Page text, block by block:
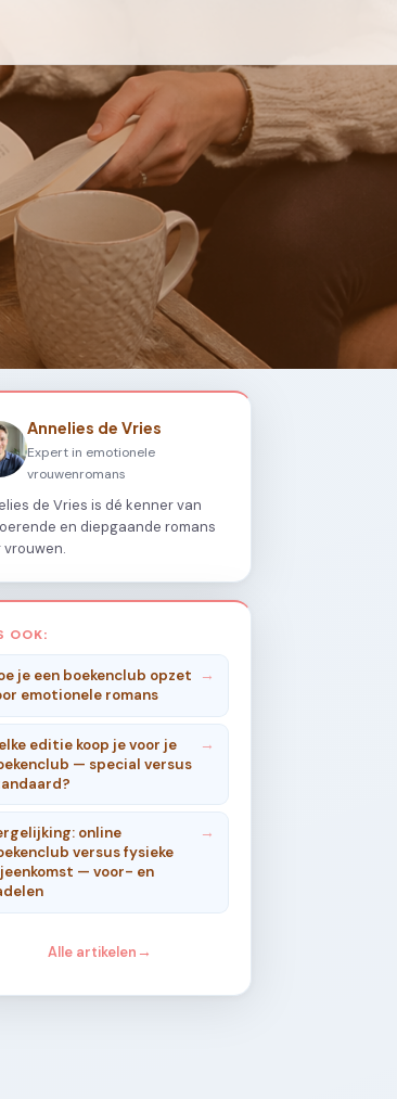
Annelies de Vries
Expert in emotionele
vrouwenromans
de Vries is dé kenner van
en diepgaande romans
vrouwen.
OOK:
je een boekenclub opzet
emotionele romans
editie koop je voor je
— special versus
online
versus fysieke
— voor- en
Alle artikelen